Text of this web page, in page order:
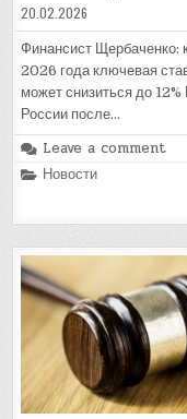
20.02.2026
Финансист Щербаченко:
2026 года ключевая
может снизиться до 12%
России после…
Leave a comment
Posted
Новости